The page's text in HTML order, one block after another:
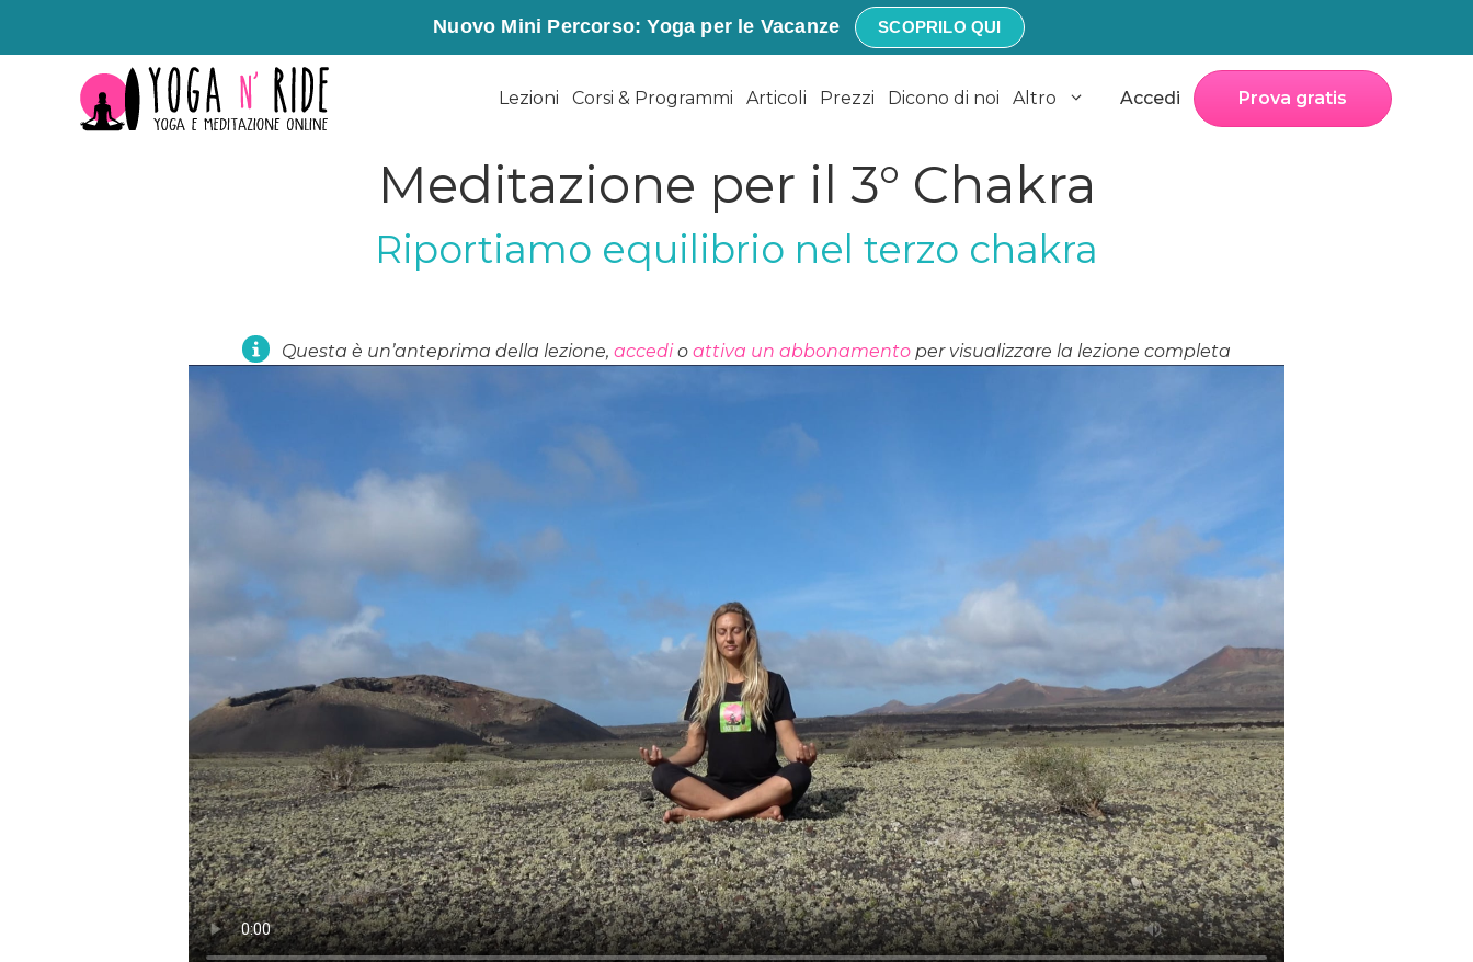
Nuovo Mini Percorso: Yoga per le Vacanze SCOPRILO QUI
contenuto
Lezioni Corsi & Programmi Articoli Prezzi Dicono di noi Altro Accedi Prova gratis
Meditazione per il 3° Chakra
Riportiamo equilibrio nel terzo chakra
Questa è un’anteprima della lezione, accedi o attiva un abbonamento per visualizzare la lezione completa